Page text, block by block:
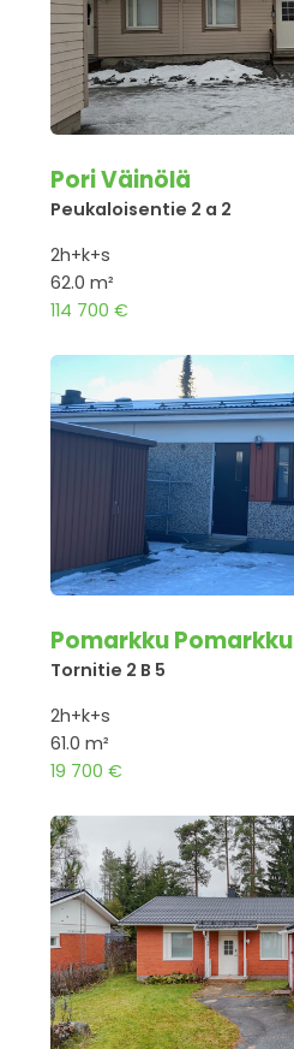
Pori Väinölä
Peukaloisentie 2 a 2
2h+k+s
62.0 m²
114 700 €
Pomarkku Pomarkku
Tornitie 2 B 5
2h+k+s
61.0 m²
19 700 €